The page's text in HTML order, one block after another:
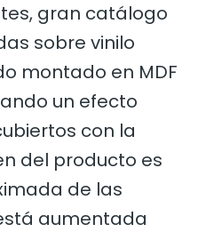
gran catálogo
sobre vinilo
montado en MDF
un efecto
con la
del producto es
de las
aumentada